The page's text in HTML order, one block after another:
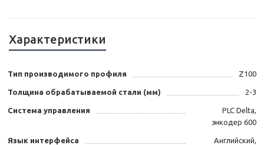
Характеристики
Тип производимого профиля Z100
Толщина обрабатываемой стали (мм) 2-3
Система управления
PLC Delta,
энкодер 600
Язык интерфейса
Английский,